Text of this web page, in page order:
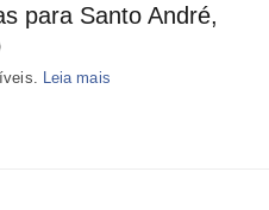
para Santo André,
Leia mais